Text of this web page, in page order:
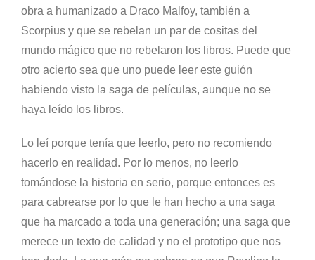
obra a humanizado a Draco Malfoy, también a
Scorpius y que se rebelan un par de cositas del
mundo mágico que no rebelaron los libros. Puede que
otro acierto sea que uno puede leer este guión
habiendo visto la saga de películas, aunque no se
haya leído los libros.
Lo leí porque tenía que leerlo, pero no recomiendo
hacerlo en realidad. Por lo menos, no leerlo
tomándose la historia en serio, porque entonces es
para cabrearse por lo que le han hecho a una saga
que ha marcado a toda una generación; una saga que
merece un texto de calidad y no el prototipo que nos